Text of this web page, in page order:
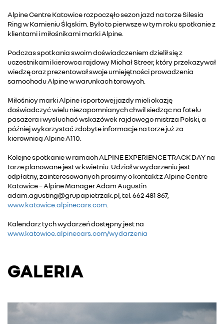
Alpine Centre Katowice rozpoczęło sezon jazd na torze Silesia
Ring w Kamieniu Śląskim. Było to pierwsze w tym roku spotkanie z
klientami i miłośnikami marki Alpine.
Podczas spotkania swoim doświadczeniem dzielił się z
uczestnikami kierowca rajdowy Michał Streer, który przekazywał
wiedzę oraz prezentował swoje umiejętności prowadzenia
samochodu Alpine w warunkach torowych.
Miłośnicy marki Alpine i sportowej jazdy mieli okazję
doświadczyć wielu niezapomnianych chwil siedząc na fotelu
pasażera i wysłuchać wskazówek rajdowego mistrza Polski, a
później wykorzystać zdobyte informacje na torze już za
kierownicą Alpine A110.
Kolejne spotkanie w ramach ALPINE EXPERIENCE TRACK DAY na
torze planowane jest w kwietniu. Udział w wydarzeniu jest
odpłatny, zainteresowanych prosimy o kontakt z Alpine Centre
Katowice – Alpine Manager Adam Augustin
adam.agusting@grupapietrzak.pl, tel. 662 481 867,
www.katowice.alpinecars.com
Kalendarz tych wydarzeń dostępny jest na
www.katowice.alpinecars.com/wydarzenia
GALERIA